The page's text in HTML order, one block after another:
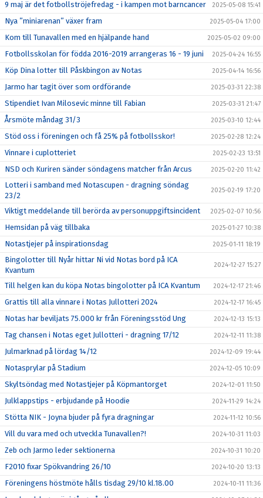
9 maj är det fotbollströjefredag - i kampen mot barncancer 2025-05-08 15:41
Nya ”miniarenan” växer fram 2025-05-04 17:00
Kom till Tunavallen med en hjälpande hand 2025-05-02 09:00
Fotbollsskolan för födda 2016-2019 arrangeras 16 - 19 juni 2025-04-24 16:55
Köp Dina lotter till Påskbingon av Notas 2025-04-14 16:56
Jarmo har tagit över som ordförande 2025-03-31 22:38
Stipendiet Ivan Milosevic minne till Fabian 2025-03-31 21:47
Årsmöte måndag 31/3 2025-03-10 12:44
Stöd oss i föreningen och få 25% på fotbollsskor! 2025-02-28 12:24
Vinnare i cuplotteriet 2025-02-23 13:51
NSD och Kuriren sänder söndagens matcher från Arcus 2025-02-20 11:42
Lotteri i samband med Notascupen - dragning söndag
23/2
2025-02-19 17:20
Viktigt meddelande till berörda av personuppgiftsincident 2025-02-07 10:56
Hemsidan på väg tillbaka 2025-01-27 10:38
Notastjejer på inspirationsdag 2025-01-11 18:19
Bingolotter till Nyår hittar Ni vid Notas bord på ICA
Kvantum
2024-12-27 15:27
Till helgen kan du köpa Notas bingolotter på ICA Kvantum 2024-12-17 21:46
Grattis till alla vinnare i Notas Jullotteri 2024 2024-12-17 16:45
Notas har beviljats 75.000 kr från Föreningsstöd Ung 2024-12-13 15:13
Tag chansen i Notas eget Jullotteri - dragning 17/12 2024-12-11 11:38
Julmarknad på lördag 14/12 2024-12-09 19:44
Notasprylar på Stadium 2024-12-05 10:09
Skyltsöndag med Notastjejer på Köpmantorget 2024-12-01 11:50
Julklappstips - erbjudande på Hoodie 2024-11-29 14:24
Stötta NIK - Joyna bjuder på fyra dragningar 2024-11-12 10:56
Vill du vara med och utveckla Tunavallen?! 2024-10-31 11:03
Zeb och Jarmo leder sektionerna 2024-10-31 10:20
F2010 fixar Spökvandring 26/10 2024-10-20 13:13
Föreningens höstmöte hålls tisdag 29/10 kl.18.00 2024-10-11 11:36